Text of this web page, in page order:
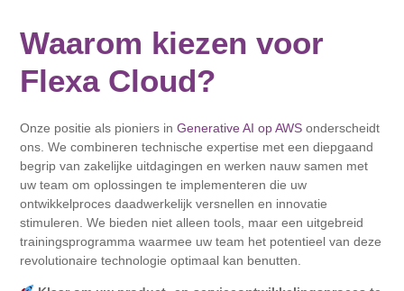
Waarom kiezen voor
Flexa Cloud?
Onze positie als pioniers inGenerative AI op AWS onderscheidt
ons. We combineren technische expertise met een diepgaand
begrip van zakelijke uitdagingen en werken nauw samen met
uw team om oplossingen te implementeren die uw
ontwikkelproces daadwerkelijk versnellen en innovatie
stimuleren. We bieden niet alleen tools, maar een uitgebreid
trainingsprogramma waarmee uw team het potentieel van deze
revolutionaire technologie optimaal kan benutten.